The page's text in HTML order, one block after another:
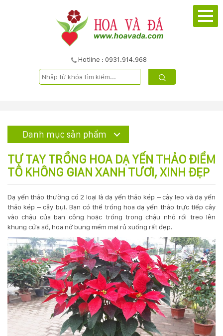
Hotline : 0931.914.968
PHẨM
DỊCH
VỤ
KỸ
THUẬT
TRỒNG
CÂY
HÌNH
Danh mục sản phẩm
TỰ TAY TRỒNG HOA DẠ YẾN THẢO ĐIỂM
TÔ KHÔNG GIAN XANH TƯƠI, XINH ĐẸP
Dạ yến thảo thường có 2 loại là dạ yến thảo kép – cây leo và dạ yến
thảo kép – cây bụi. Bạn có thể trồng hoa dạ yến thảo trực tiếp cây
vào chậu của ban công hoặc trồng trong chậu nhỏ rồi treo lên
khung cửa sổ, hoa nở bung mềm mại rủ xuống rất đẹp.